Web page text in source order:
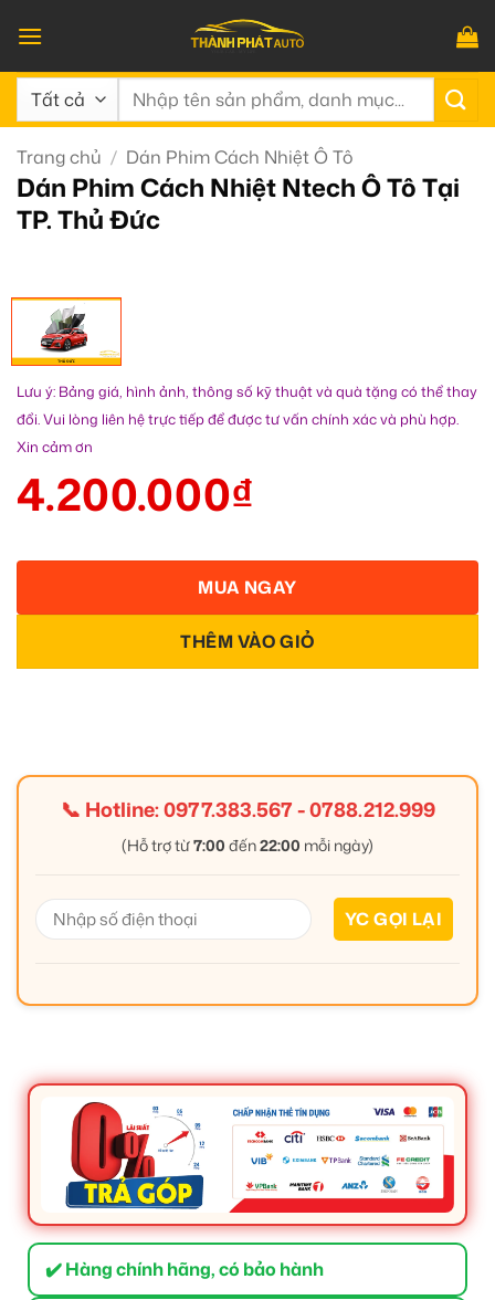
qua
nội
dung
Tìm
Trang chủ / Dán Phim Cách Nhiệt Ô Tô
Dán Phim Cách Nhiệt Ntech Ô Tô Tại
TP. Thủ Đức
Lưu ý: Bảng giá, hình ảnh, thông số kỹ thuật và quà tặng có thể thay
đổi. Vui lòng liên hệ trực tiếp để được tư vấn chính xác và phù hợp.
Xin cảm ơn
4.200.000₫
THÊM VÀO GIỎ
MUA NGAY
📞 Hotline:0977.383.567-0788.212.999
(Hỗ trợ từ7:00 đến22:00 mỗi ngày)
✔️ Hàng chính hãng, có bảo hành